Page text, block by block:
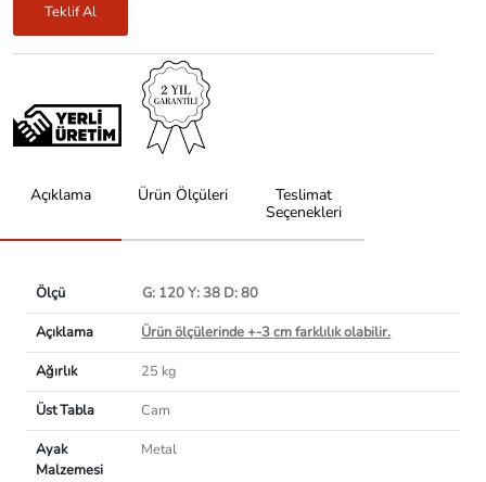
Teklif Al
Açıklama Ürün Ölçüleri
Teslimat
Seçenekleri
Ölçü
G: 120 Y: 38 D: 80
Açıklama
Ürün ölçülerinde +-3 cm farklılık olabilir.
Ağırlık
25 kg
Üst Tabla
Cam
Ayak
Malzemesi
Metal